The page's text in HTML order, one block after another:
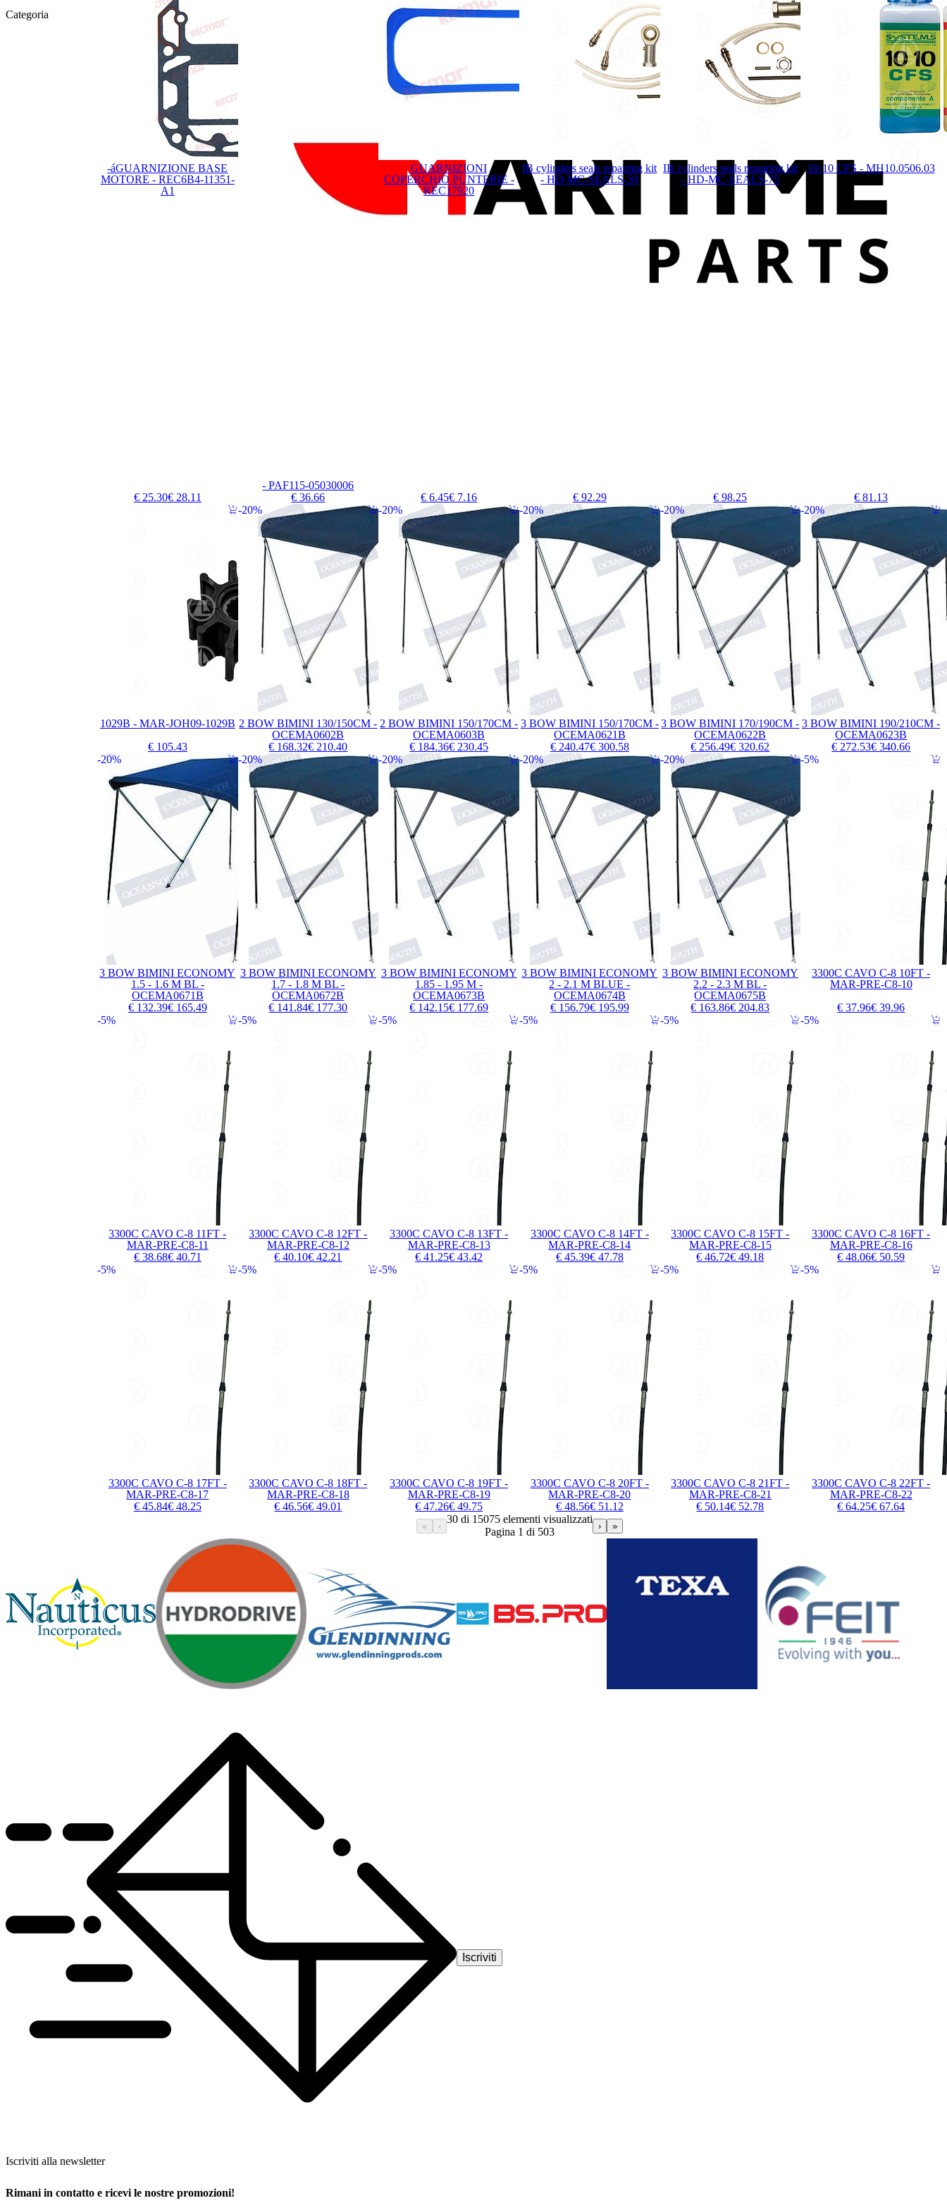
Categoria
-áGUARNIZIONE BASE
MOTORE - REC6B4-11351-
A1
€ 25.30€ 28.11
- PAF115-05030006
€ 36.66
GUARNIZIONI
COPERCHIO PUNTERIE -
REC17920
€ 6.45€ 7.16
IB cylinders seals repairing kit
- HD-MC-SEALS-50
€ 92.29
IB cylinders seals repairing kit
- HD-MC-SEALS-75
€ 98.25
10-10 CFS - MH10.0506.03
€ 81.13
1029B - MAR-JOH09-1029B
€ 105.43
2 BOW BIMINI 130/150CM -
OCEMA0602B
€ 168.32€ 210.40
20%
2 BOW BIMINI 150/170CM -
OCEMA0603B
€ 184.36€ 230.45
20%
3 BOW BIMINI 150/170CM -
OCEMA0621B
€ 240.47€ 300.58
20%
3 BOW BIMINI 170/190CM -
OCEMA0622B
€ 256.49€ 320.62
20%
3 BOW BIMINI 190/210CM -
OCEMA0623B
€ 272.53€ 340.66
20%
3 BOW BIMINI ECONOMY
1.5 - 1.6 M BL -
OCEMA0671B
€ 132.39€ 165.49
20%
3 BOW BIMINI ECONOMY
1.7 - 1.8 M BL -
OCEMA0672B
€ 141.84€ 177.30
20%
3 BOW BIMINI ECONOMY
1.85 - 1.95 M -
OCEMA0673B
€ 142.15€ 177.69
20%
3 BOW BIMINI ECONOMY
2 - 2.1 M BLUE -
OCEMA0674B
€ 156.79€ 195.99
20%
3 BOW BIMINI ECONOMY
2.2 - 2.3 M BL -
OCEMA0675B
€ 163.86€ 204.83
20%
3300C CAVO C-8 10FT -
MAR-PRE-C8-10
€ 37.96€ 39.96
5%
3300C CAVO C-8 11FT -
MAR-PRE-C8-11
€ 38.68€ 40.71
5%
3300C CAVO C-8 12FT -
MAR-PRE-C8-12
€ 40.10€ 42.21
5%
3300C CAVO C-8 13FT -
MAR-PRE-C8-13
€ 41.25€ 43.42
5%
3300C CAVO C-8 14FT -
MAR-PRE-C8-14
€ 45.39€ 47.78
5%
3300C CAVO C-8 15FT -
MAR-PRE-C8-15
€ 46.72€ 49.18
5%
3300C CAVO C-8 16FT -
MAR-PRE-C8-16
€ 48.06€ 50.59
5%
3300C CAVO C-8 17FT -
MAR-PRE-C8-17
€ 45.84€ 48.25
5%
3300C CAVO C-8 18FT -
MAR-PRE-C8-18
€ 46.56€ 49.01
5%
3300C CAVO C-8 19FT -
MAR-PRE-C8-19
€ 47.26€ 49.75
5%
3300C CAVO C-8 20FT -
MAR-PRE-C8-20
€ 48.56€ 51.12
5%
3300C CAVO C-8 21FT -
MAR-PRE-C8-21
€ 50.14€ 52.78
5%
3300C CAVO C-8 22FT -
MAR-PRE-C8-22
€ 64.25€ 67.64
5%
« ‹
30 di 15075 elementi visualizzati
Pagina 1 di 503
› »
Iscriviti alla newsletter
Rimani in contatto e ricevi le nostre promozioni!
Iscriviti